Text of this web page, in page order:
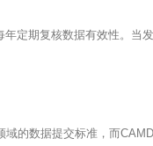
定期复核数据有效性。当
的数据提交标准，而